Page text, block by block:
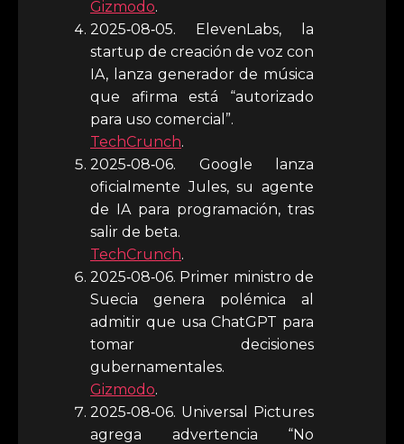
Gizmodo.
2025‑08‑05. ElevenLabs, la
startup de creación de voz con
IA, lanza generador de música
que afirma está “autorizado
para uso comercial”.
TechCrunch.
2025‑08‑06. Google lanza
oficialmente Jules, su agente
de IA para programación, tras
salir de beta.
TechCrunch.
2025‑08‑06. Primer ministro de
Suecia genera polémica al
admitir que usa ChatGPT para
tomar decisiones
gubernamentales.
Gizmodo.
2025‑08‑06. Universal Pictures
agrega advertencia “No